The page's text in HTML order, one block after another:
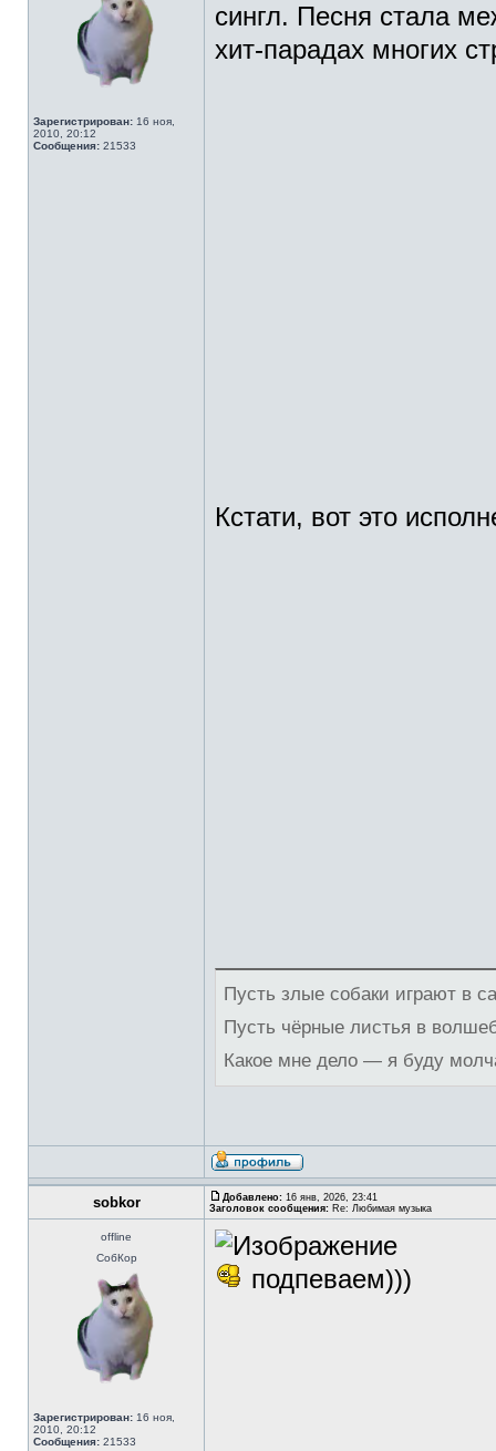
Зарегистрирован: 16 ноя,
2010, 20:12
Сообщения: 21533
сингл. Песня стала
хит-парадах многих
Кстати, вот это
Пусть злые собаки играют в
Пусть чёрные листья в
Какое мне дело — я буду
sobkor Добавлено: 16 янв, 2026, 23:41
Заголовок сообщения: Re: Любимая музыка
offline
СобКор
Зарегистрирован: 16 ноя,
2010, 20:12
Сообщения: 21533
подпеваем)))